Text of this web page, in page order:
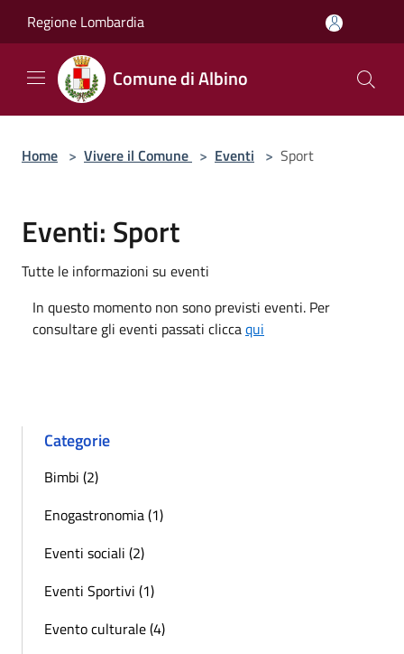
Regione Lombardia
Comune di Albino
Home > Vivere il Comune > Eventi > Sport
Eventi: Sport
Tutte le informazioni su eventi
In questo momento non sono previsti eventi. Per
consultare gli eventi passati cliccaqui
Categorie
Bimbi (2)
Enogastronomia (1)
Eventi sociali (2)
Eventi Sportivi (1)
Evento culturale (4)